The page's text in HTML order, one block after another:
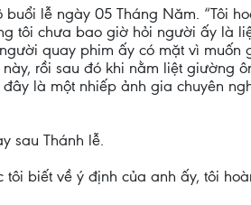
lễ ngày 05 Tháng Năm. “Tôi
tôi chưa bao giờ hỏi người ấy là
quay phim ấy có mặt vì muốn
rồi sau đó khi nằm liệt giường
là một nhiếp ảnh gia chuyên
sau Thánh lễ.
biết về ý định của anh ấy, tôi